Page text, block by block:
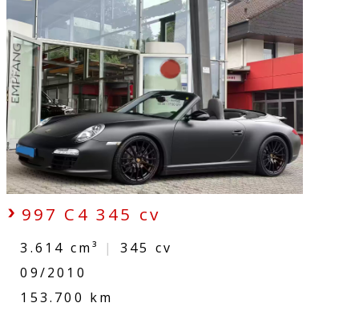
997 C4 345 cv
3.614 cm³ | 345 cv
09/2010
153.700 km